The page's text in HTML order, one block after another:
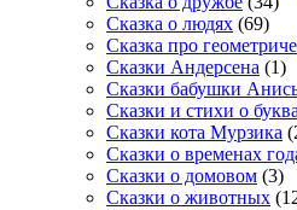
Сказка о людях (69)
Сказка про
Сказки Андерсена (1)
Сказки бабушки
Сказки и стихи о
Сказки кота Мурзика
Сказки о временах
Сказки о домовом (3)
Сказки о животных